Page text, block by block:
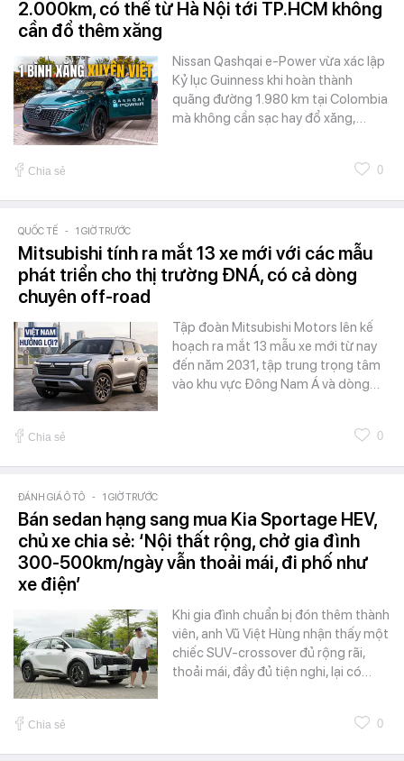
2.000km, có thể từ Hà Nội tới TP.HCM không
cần đổ thêm xăng
Nissan Qashqai e-Power vừa xác lập
Kỷ lục Guinness khi hoàn thành
quãng đường 1.980 km tại Colombia
mà không cần sạc hay đổ xăng,…
Chia sẻ 0
QUỐC TẾ - 1 GIỜ TRƯỚC
Mitsubishi tính ra mắt 13 xe mới với các mẫu
phát triển cho thị trường ĐNÁ, có cả dòng
chuyên off-road
Tập đoàn Mitsubishi Motors lên kế
hoạch ra mắt 13 mẫu xe mới từ nay
đến năm 2031, tập trung trọng tâm
vào khu vực Đông Nam Á và dòng…
Chia sẻ 0
ĐÁNH GIÁ Ô TÔ - 1 GIỜ TRƯỚC
Bán sedan hạng sang mua Kia Sportage HEV,
chủ xe chia sẻ: ‘Nội thất rộng, chở gia đình
300-500km/ngày vẫn thoải mái, đi phố như
xe điện’
Khi gia đình chuẩn bị đón thêm thành
viên, anh Vũ Việt Hùng nhận thấy một
chiếc SUV-crossover đủ rộng rãi,
thoải mái, đầy đủ tiện nghi, lại có…
Chia sẻ 0